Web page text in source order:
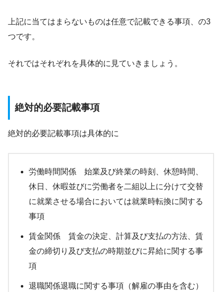
上記に当てはまらないものは任意で記載できる事項、の3
つです。
それではそれぞれを具体的に見ていきましょう。
絶対的必要記載事項
絶対的必要記載事項は具体的に
労働時間関係 始業及び終業の時刻、休憩時間、
休日、休暇並びに労働者を二組以上に分けて交替
に就業させる場合においては就業時転換に関する
事項
賃金関係 賃金の決定、計算及び支払の方法、賃
金の締切り及び支払の時期並びに昇給に関する事
項
退職関係退職に関する事項（解雇の事由を含む）